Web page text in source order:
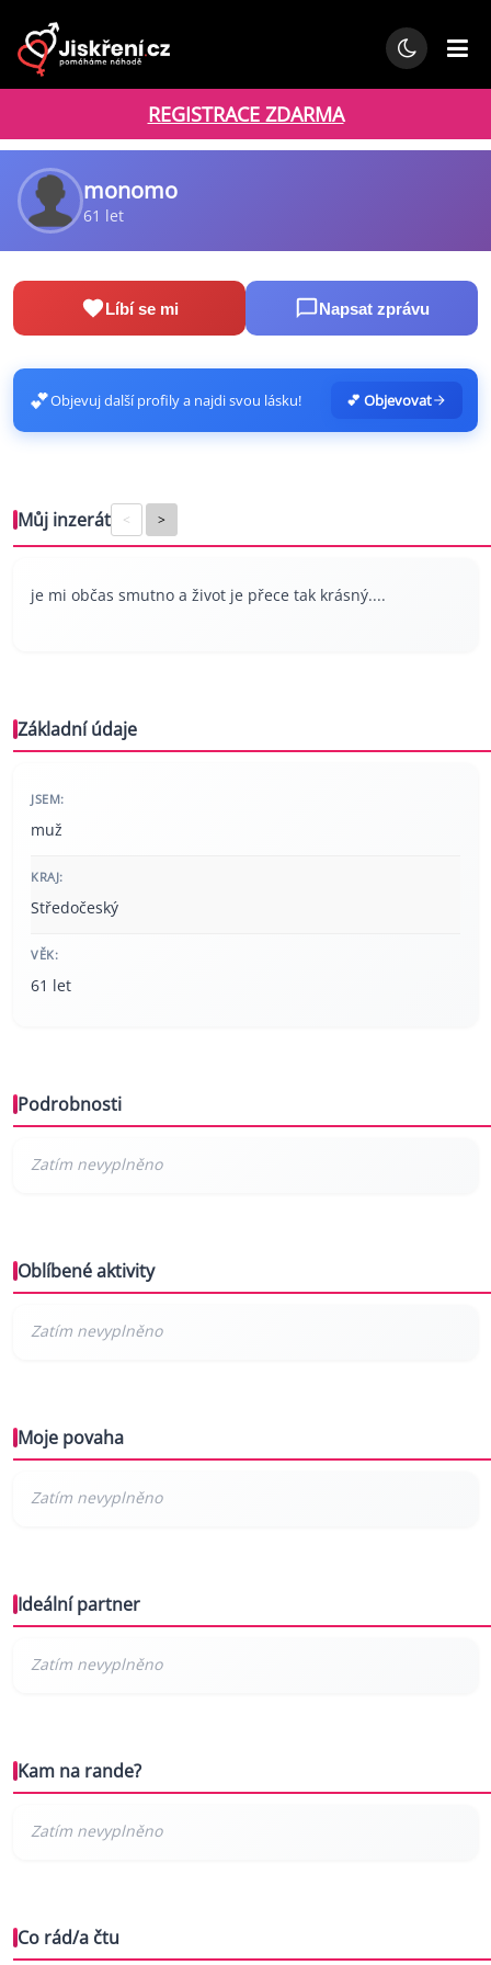
REGISTRACE ZDARMA
monomo
61 let
Líbí se mi Napsat zprávu
💕Objevuj další profily a najdi svou lásku! 💕 Objevovat
Můj inzerát < >
je mi občas smutno a život je přece tak krásný....
Základní údaje
JSEM:
muž
KRAJ:
Středočeský
VĚK:
61 let
Podrobnosti
Oblíbené aktivity
Moje povaha
Ideální partner
Kam na rande?
Co rád/a čtu